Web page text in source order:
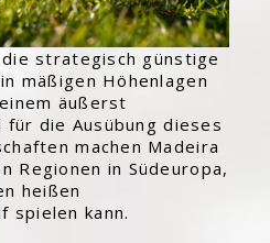
strategisch günstige
mäßigen Höhenlagen
äußerst
die Ausübung dieses
machen Madeira
Regionen in Südeuropa,
heißen
spielen kann.